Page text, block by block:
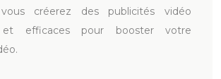
créerez des publicités vidéo
et efficaces pour booster votre